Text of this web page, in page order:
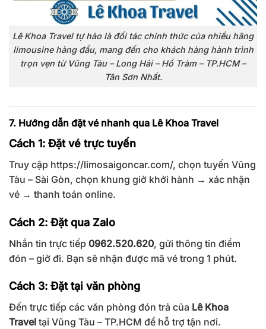
Lê Khoa Travel tự hào là đối tác chính thức của nhiều hãng
limousine hàng đầu, mang đến cho khách hàng hành trình
trọn vẹn từ Vũng Tàu – Long Hải – Hồ Tràm – TP.HCM –
Tân Sơn Nhất.
7. Hướng dẫn đặt vé nhanh qua Lê Khoa Travel
Cách 1: Đặt vé trực tuyến
Truy cập https://limosaigoncar.com/, chọn tuyến Vũng
Tàu – Sài Gòn, chọn khung giờ khởi hành → xác nhận
vé → thanh toán online.
Cách 2: Đặt qua Zalo
Nhắn tin trực tiếp 0962.520.620, gửi thông tin điểm
đón – giờ đi. Bạn sẽ nhận được mã vé trong 1 phút.
Cách 3: Đặt tại văn phòng
Đến trực tiếp các văn phòng đón trả của Lê Khoa
Travel tại Vũng Tàu – TP.HCM để hỗ trợ tận nơi.